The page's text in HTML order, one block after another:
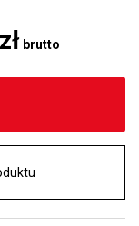
brutto